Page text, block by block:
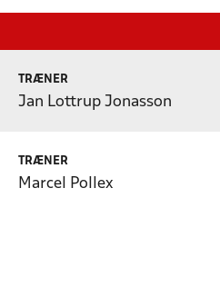
TRÆNER
Jan Lottrup Jonasson
TRÆNER
Marcel Pollex